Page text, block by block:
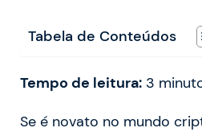
Tabela de Conteúdos
Tempo de leitura: 3
Se é novato no mundo